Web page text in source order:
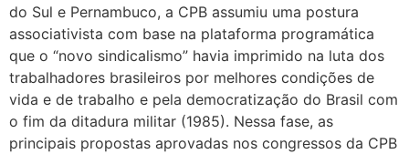
do Sul e Pernambuco, a CPB assumiu uma postura
associativista com base na plataforma programática
que o “novo sindicalismo” havia imprimido na luta dos
trabalhadores brasileiros por melhores condições de
vida e de trabalho e pela democratização do Brasil com
o fim da ditadura militar (1985). Nessa fase, as
principais propostas aprovadas nos congressos da CPB